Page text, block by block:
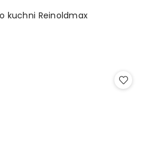
kuchni Reinoldmax